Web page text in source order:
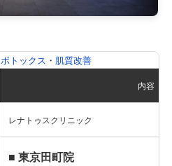
ボトックス ・ 肌質改善
内容
レナトゥスクリニック
■ 東京田町院